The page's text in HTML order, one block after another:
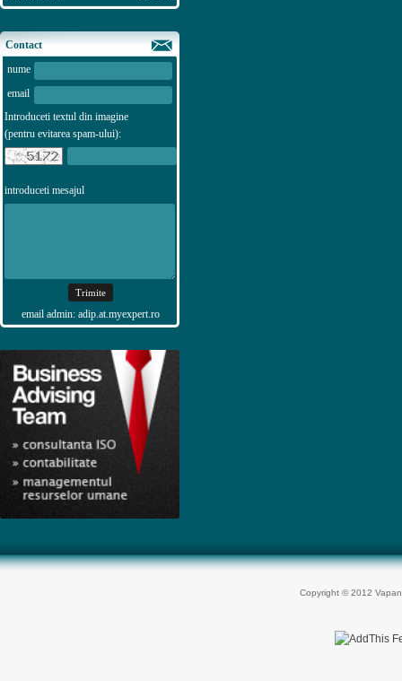
Contact
nume
email
Introduceti textul din imagine
(pentru evitarea spam-ului):
introduceti mesajul
email admin: adip.at.myexpert.ro
Copyright © 2012